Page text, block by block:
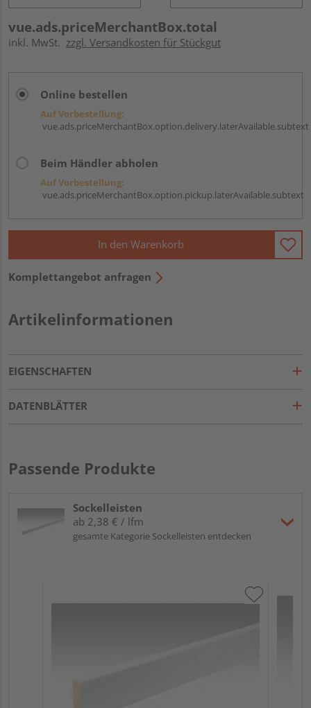
vue.ads.priceMerchantBox.total
inkl. MwSt. zzgl. Versandkosten für Stückgut
Online bestellen
Auf Vorbestellung:
vue.ads.priceMerchantBox.option.delivery.laterAvailable.subtext
Beim Händler abholen
Auf Vorbestellung:
vue.ads.priceMerchantBox.option.pickup.laterAvailable.subtext
In den Warenkorb
Komplettangebot anfragen
Artikelinformationen
EIGENSCHAFTEN
DATENBLÄTTER
Passende Produkte
Sockelleisten
ab 2,38 € / lfm
gesamte Kategorie Sockelleisten entdecken